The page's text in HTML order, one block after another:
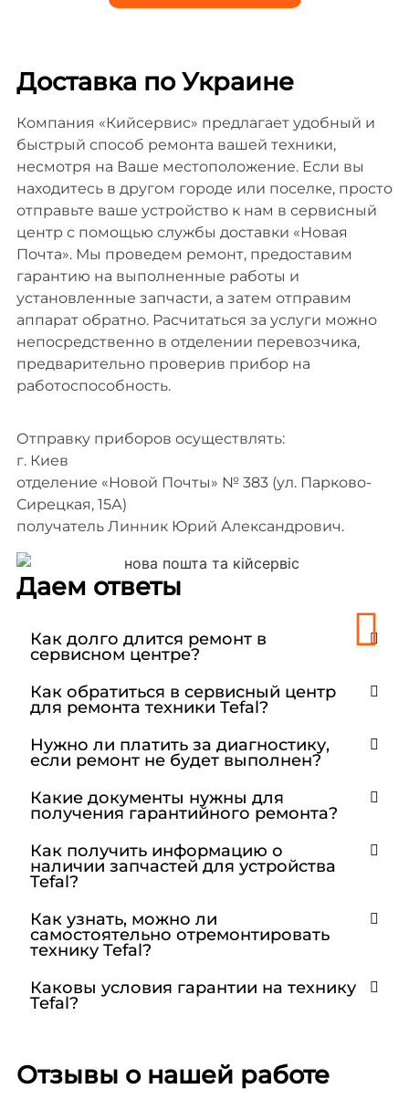
Доставка по Украине
Компания «Кийсервис» предлагает удобный и
быстрый способ ремонта вашей техники,
несмотря на Ваше местоположение. Если вы
находитесь в другом городе или поселке, просто
отправьте ваше устройство к нам в сервисный
центр с помощью службы доставки «Новая
Почта». Мы проведем ремонт, предоставим
гарантию на выполненные работы и
установленные запчасти, а затем отправим
аппарат обратно. Расчитаться за услуги можно
непосредственно в отделении перевозчика,
предварительно проверив прибор на
работоспособность.
Отправку приборов осуществлять:
г. Киев
отделение «Новой Почты» № 383 (ул. Парково-
Сирецкая, 15А)
получатель Линник Юрий Александрович.
Даем ответы
Как долго длится ремонт в
сервисном центре?
Как обратиться в сервисный центр
для ремонта техники Tefal?
Нужно ли платить за диагностику,
если ремонт не будет выполнен?
Какие документы нужны для
получения гарантийного ремонта?
Как получить информацию о
наличии запчастей для устройства
Tefal?
Как узнать, можно ли
самостоятельно отремонтировать
технику Tefal?
Каковы условия гарантии на технику
Tefal?
Отзывы о нашей работе